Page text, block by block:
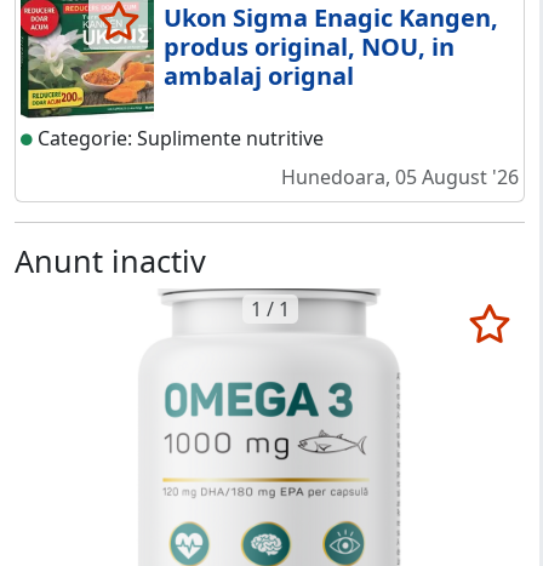
Ukon Sigma Enagic Kangen,
produs original, NOU, in
ambalaj orignal
Categorie: Suplimente nutritive
Hunedoara, 05 August '26
Anunt inactiv
1 / 1